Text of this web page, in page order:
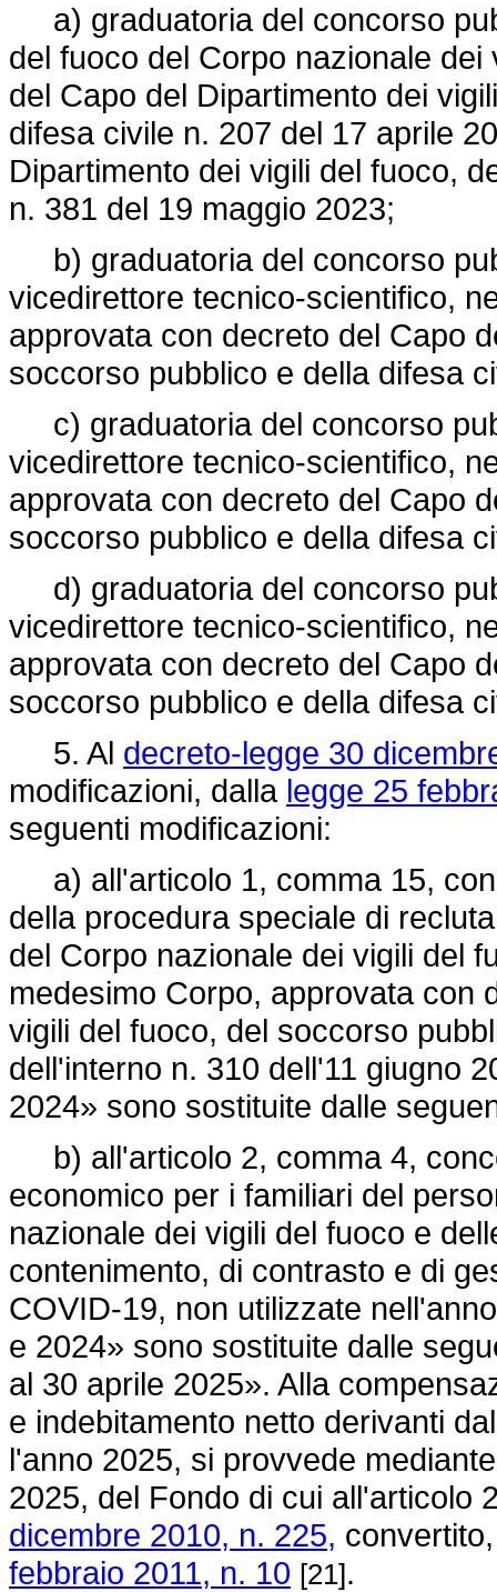
a) graduatoria del concorso
del fuoco del Corpo nazionale
del Capo del Dipartimento dei
difesa civile n. 207 del 17 aprile
Dipartimento dei vigili del fuoco,
n. 381 del 19 maggio 2023;
b) graduatoria del concorso
vicedirettore tecnico-scientifico,
approvata con decreto del Capo
soccorso pubblico e della difesa
c) graduatoria del concorso
vicedirettore tecnico-scientifico,
approvata con decreto del Capo
soccorso pubblico e della difesa
d) graduatoria del concorso
vicedirettore tecnico-scientifico,
approvata con decreto del Capo
soccorso pubblico e della difesa
5. Al decreto-legge 30
modificazioni, dalla legge 25
seguenti modificazioni:
a) all'articolo 1, comma 15,
della procedura speciale di
del Corpo nazionale dei vigili del
medesimo Corpo, approvata con
vigili del fuoco, del soccorso
dell'interno n. 310 dell'11 giugno
2024» sono sostituite dalle
b) all'articolo 2, comma 4,
economico per i familiari del
nazionale dei vigili del fuoco e
contenimento, di contrasto e di
COVID-19, non utilizzate
e 2024» sono sostituite dalle
al 30 aprile 2025». Alla
e indebitamento netto derivanti
l'anno 2025, si provvede
2025, del Fondo di cui all'articolo
dicembre 2010, n. 225,
febbraio 2011, n. 10 [21].